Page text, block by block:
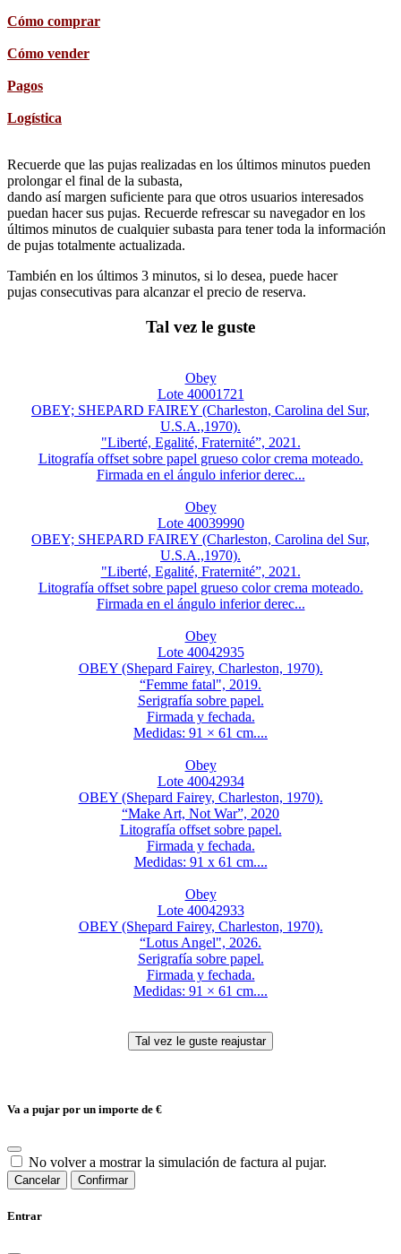
Cómo comprar
Cómo vender
Pagos
Logística
Recuerde que las pujas realizadas en los últimos minutos pueden
prolongar el final de la subasta,
dando así margen suficiente para que otros usuarios interesados
puedan hacer sus pujas. Recuerde refrescar su navegador en los
últimos minutos de cualquier subasta para tener toda la información
de pujas totalmente actualizada.
También en los últimos 3 minutos, si lo desea, puede hacer
pujas consecutivas para alcanzar el precio de reserva.
Tal vez le guste
Obey
Lote 40001721
OBEY; SHEPARD FAIREY (Charleston, Carolina del Sur,
U.S.A.,1970).
"Liberté, Egalité, Fraternité”, 2021.
Litografía offset sobre papel grueso color crema moteado.
Firmada en el ángulo inferior derec...
Obey
Lote 40039990
OBEY; SHEPARD FAIREY (Charleston, Carolina del Sur,
U.S.A.,1970).
"Liberté, Egalité, Fraternité”, 2021.
Litografía offset sobre papel grueso color crema moteado.
Firmada en el ángulo inferior derec...
Obey
Lote 40042935
OBEY (Shepard Fairey, Charleston, 1970).
“Femme fatal", 2019.
Serigrafía sobre papel.
Firmada y fechada.
Medidas: 91 × 61 cm....
Obey
Lote 40042934
OBEY (Shepard Fairey, Charleston, 1970).
“Make Art, Not War”, 2020
Litografía offset sobre papel.
Firmada y fechada.
Medidas: 91 x 61 cm....
Obey
Lote 40042933
OBEY (Shepard Fairey, Charleston, 1970).
“Lotus Angel", 2026.
Serigrafía sobre papel.
Firmada y fechada.
Medidas: 91 × 61 cm....
Va a pujar por un importe de €
No volver a mostrar la simulación de factura al pujar.
Cancelar Confirmar
Entrar